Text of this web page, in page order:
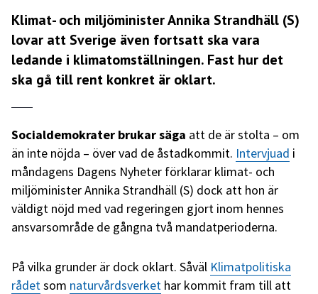
Klimat- och miljöminister Annika Strandhäll (S)
lovar att Sverige även fortsatt ska vara
ledande i klimatomställningen. Fast hur det
ska gå till rent konkret är oklart.
Socialdemokrater brukar säga att de är stolta – om
än inte nöjda – över vad de åstadkommit. Intervjuad i
måndagens Dagens Nyheter förklarar klimat- och
miljöminister Annika Strandhäll (S) dock att hon är
väldigt nöjd med vad regeringen gjort inom hennes
ansvarsområde de gångna två mandatperioderna.
På vilka grunder är dock oklart. Såväl Klimatpolitiska
rådet som naturvårdsverket har kommit fram till att